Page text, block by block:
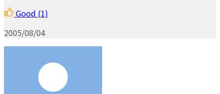
Good (1)
2005/08/04